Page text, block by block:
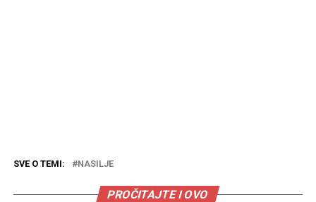
SVE O TEMI: NASILJE
PROČITAJTE I OVO